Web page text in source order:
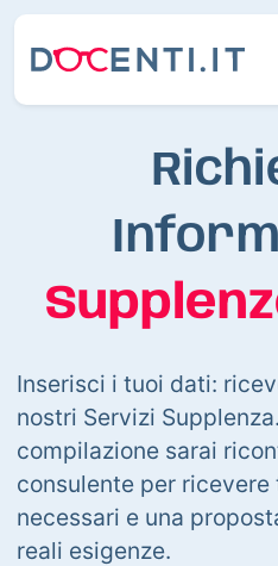
Inserisci i tuoi dati:
nostri Servizi
compilazione sarai
consulente per
necessari e una
reali esigenze.